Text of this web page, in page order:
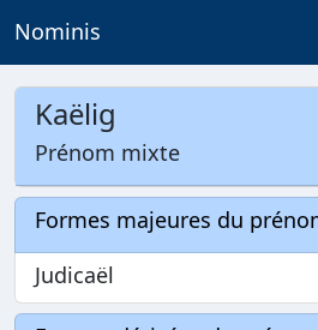
Nominis
Kaëlig
Prénom mixte
Formes majeures du
Judicaël